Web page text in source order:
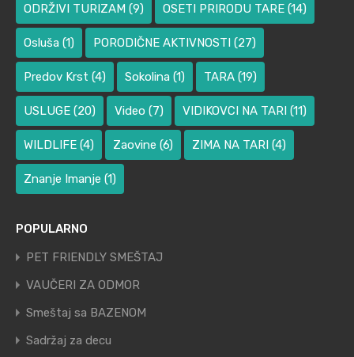
ODRŽIVI TURIZAM (9) OSETI PRIRODU TARE (14)
Osluša (1) PORODIČNE AKTIVNOSTI (27)
Predov Krst (4) Sokolina (1) TARA (19)
USLUGE (20) Video (7) VIDIKOVCI NA TARI (11)
WILDLIFE (4) Zaovine (6) ZIMA NA TARI (4)
Znanje Imanje (1)
POPULARNO
PET FRIENDLY SMEŠTAJ
VAUČERI ZA ODMOR
Smeštaj sa BAZENOM
Sadržaj za decu